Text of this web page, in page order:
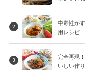
2
中毒性が
用レシピ
3
完全再現
いしい作